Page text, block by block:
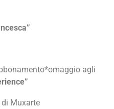
agli
di Muxarte